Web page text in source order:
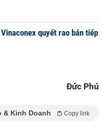
quyết rao bán tiếp
Đức Phú
& Kinh Doanh Copy link